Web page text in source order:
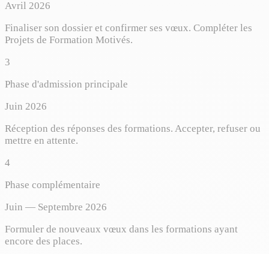
Avril 2026
Finaliser son dossier et confirmer ses vœux. Compléter les
Projets de Formation Motivés.
3
Phase d'admission principale
Juin 2026
Réception des réponses des formations. Accepter, refuser ou
mettre en attente.
4
Phase complémentaire
Juin — Septembre 2026
Formuler de nouveaux vœux dans les formations ayant
encore des places.